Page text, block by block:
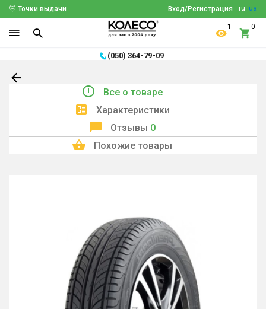
ru ua
Вход/Регистрация
Точки выдачи
1 0
(050) 364-79-09
Все о товаре
Характеристики
Отзывы 0
Похожие товары